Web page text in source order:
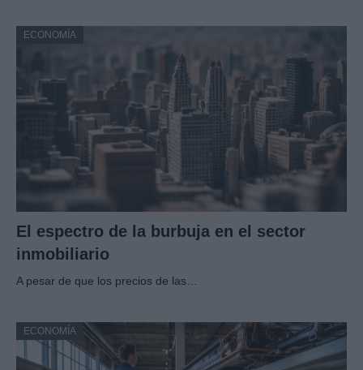
ECONOMÍA
El espectro de la burbuja en el sector
inmobiliario
A pesar de que los precios de las…
ECONOMÍA